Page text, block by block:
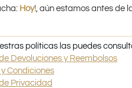
Hoy! , aún estamos antes de
políticas las puedes
Devoluciones y Reembolsos
Condiciones
Privacidad